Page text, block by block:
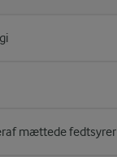
mættede fedtsyrer